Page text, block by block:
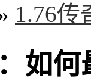
1.76传
如